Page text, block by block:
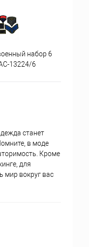
набор 6
13224/6
станет
в моде
Кроме
для
мир вокруг вас